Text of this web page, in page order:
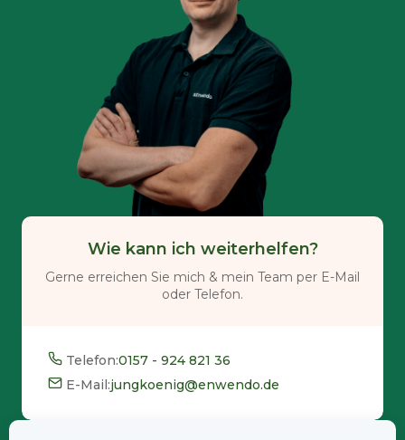
Wie kann ich weiterhelfen?
Gerne erreichen Sie mich & mein Team per E-Mail
oder Telefon.
Telefon:0157 - 924 821 36
E-Mail:jungkoenig@enwendo.de